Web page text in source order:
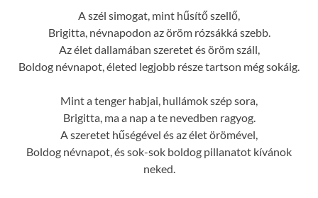
A szél simogat, mint hűsítő szellő,
Brigitta, névnapodon az öröm rózsákká szebb.
Az élet dallamában szeretet és öröm száll,
Boldog névnapot, életed legjobb része tartson még sokáig.
Mint a tenger habjai, hullámok szép sora,
Brigitta, ma a nap a te nevedben ragyog.
A szeretet hűségével és az élet örömével,
Boldog névnapot, és sok-sok boldog pillanatot kívánok
neked.